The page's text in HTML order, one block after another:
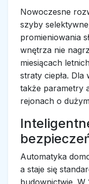
Nowoczesne
szyby
promieniowania
wnętrza nie
miesiącach
straty ciepła.
także parametry
rejonach o
Automatyka
a staje się